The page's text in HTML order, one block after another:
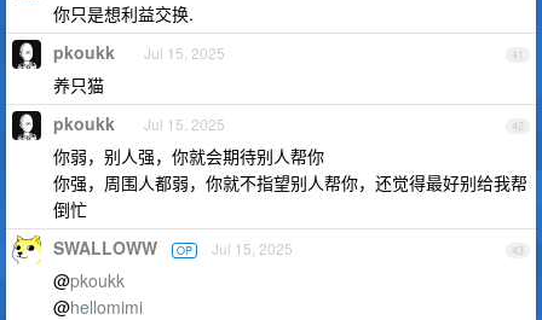
你只是想利益交换.
41
pkoukk Jul 15, 2025
养只猫
42
pkoukk Jul 15, 2025
你弱，别人强，你就会期待别人帮你
你强，周围人都弱，你就不指望别人帮你，还觉得最好别给我帮
倒忙
43
SWALLOWW OP Jul 15, 2025
@pkoukk
@hellomimi